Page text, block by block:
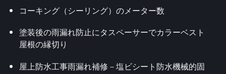
コーキング（シーリング）のメーター数
塗装後の雨漏れ防止にタスペーサーでカラーベスト
屋根の縁切り
屋上防水工事雨漏れ補修－塩ビシート防水機械的固